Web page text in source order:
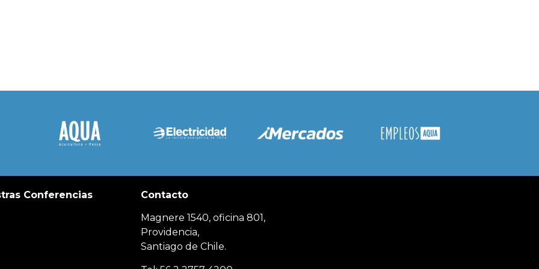
Conferencias Contacto
Magnere 1540, oficina 801,
Providencia,
Santiago de Chile.